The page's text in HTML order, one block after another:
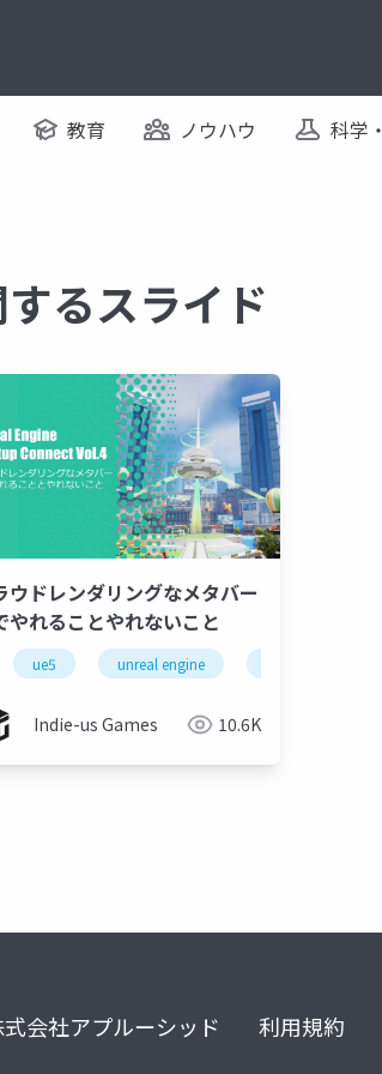
教育 ノウハウ 科学
るスライド
ゲーム メタバース
ウドレンダリングなメタバー
やれることやれないこと
ue5 unreal engine
Indie-us Games 10.6K
会社アプルーシッド 利用規約